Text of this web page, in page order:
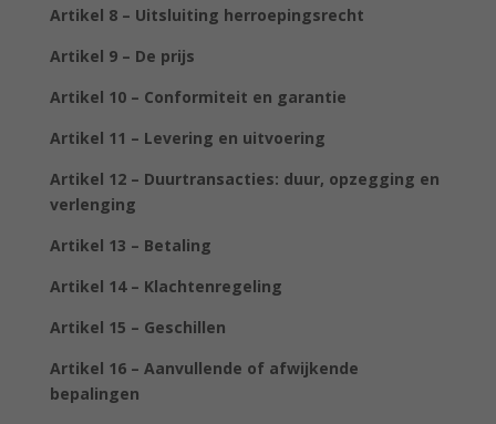
Artikel 8 – Uitsluiting herroepingsrecht
Artikel 9 – De prijs
Artikel 10 – Conformiteit en garantie
Artikel 11 – Levering en uitvoering
Artikel 12 – Duurtransacties: duur, opzegging en
verlenging
Artikel 13 – Betaling
Artikel 14 – Klachtenregeling
Artikel 15 – Geschillen
Artikel 16 – Aanvullende of afwijkende
bepalingen